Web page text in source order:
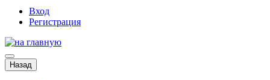
Вход
Регистрация
Назад